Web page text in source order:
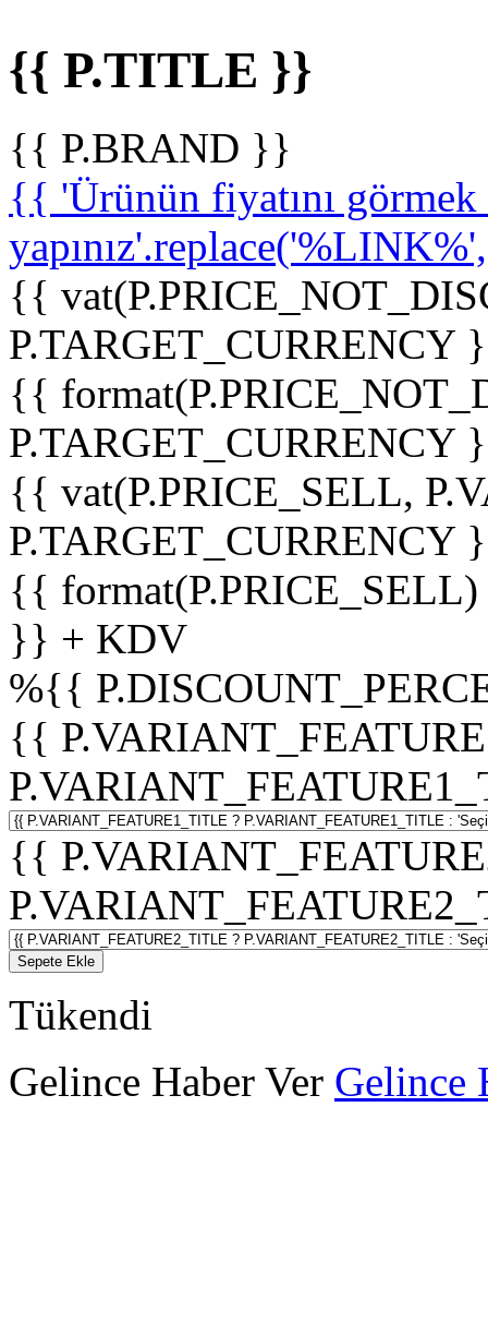
{{ P.TITLE }}
{{ P.BRAND }}
{{ 'Ürünün fiyatını
{{
P.TARGET_CURRENCY
{{
P.TARGET_CURRENCY
{{ vat(P.PRICE_SELL,
P.TARGET_CURRENCY
{{
}} + KDV
%{{
{{
{{
Sepete Ekle
Tükendi
Gelince Haber Ver Gelince